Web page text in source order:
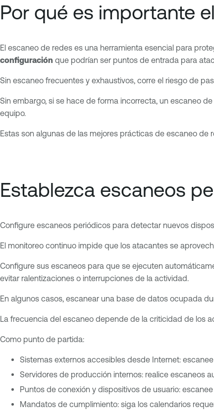
Por qué es importante
El escaneo de redes es una herramienta esencial para
configuración que podrían ser puntos de entrada para
Sin escaneo frecuentes y exhaustivos, corre el riesgo de
Sin embargo, si se hace de forma incorrecta, un escaneo
equipo.
Estas son algunas de las mejores prácticas de escaneo de
Establezca escaneos
Configure escaneos periódicos para detectar nuevos
El monitoreo continuo impide que los atacantes se
Configure sus escaneos para que se ejecuten
evitar ralentizaciones o interrupciones de la actividad.
En algunos casos, escanear una base de datos ocupada
La frecuencia del escaneo depende de la criticidad de los
Como punto de partida:
Sistemas externos accesibles desde Internet:
Servidores de producción internos: realice escaneos
Puntos de conexión y dispositivos de usuario:
Mandatos de cumplimiento: siga los calendarios